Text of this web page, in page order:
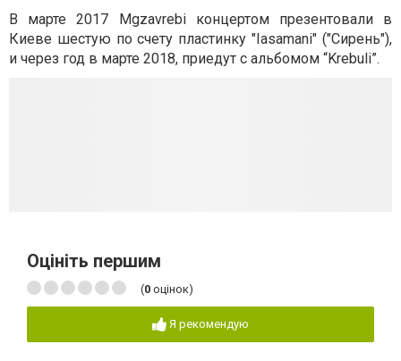
В марте 2017 Mgzavrebi концертом презентовали в
Киеве шестую по счету пластинку "Iasamani" ("Сирень"),
и через год в марте 2018, приедут с альбомом “Krebuli”.
Оцініть першим
(0 оцінок)
Я рекомендую